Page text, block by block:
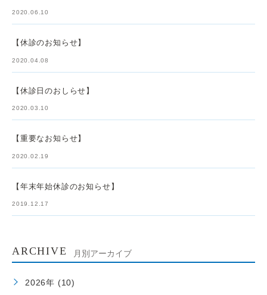
2020.06.10
【休診のお知らせ】
2020.04.08
【休診日のおしらせ】
2020.03.10
【重要なお知らせ】
2020.02.19
【年末年始休診のお知らせ】
2019.12.17
ARCHIVE 月別アーカイブ
2026年 (10)